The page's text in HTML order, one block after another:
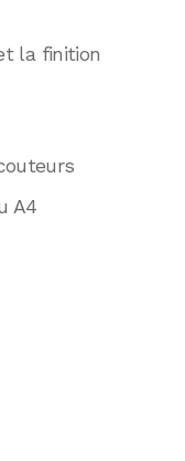
la finition
A4